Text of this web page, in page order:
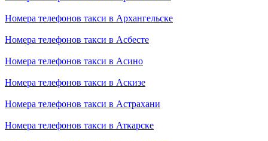
Номера телефонов такси в Архангельске
Номера телефонов такси в Асбесте
Номера телефонов такси в Асино
Номера телефонов такси в Аскизе
Номера телефонов такси в Астрахани
Номера телефонов такси в Аткарске